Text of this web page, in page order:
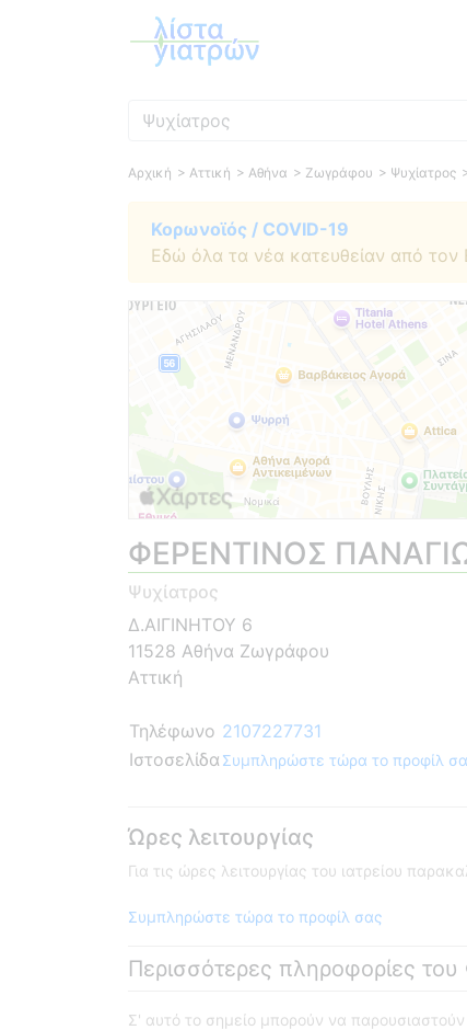
Ειδικότητα
Αρχική > Αττική > Αθήνα > Ζωγράφου > Ψυχίατρος
Κορωνοϊός / COVID-19
Εδώ όλα τα νέα κατευθείαν από τον
ΦΕΡΕΝΤΙΝΟΣ
Ψυχίατρος
Δ.ΑΙΓΙΝΗΤΟΥ 6
11528 Αθήνα Ζωγράφου
Αττική
Τηλέφωνο 2107227731
Ιστοσελίδα Συμπληρώστε τώρα το προφίλ
Ώρες λειτουργίας
Για τις ώρες λειτουργίας του ιατρείου
Συμπληρώστε τώρα το προφίλ σας
Περισσότερες πληροφορίες
Σ' αυτό το σημείο μπορούν να παρουσιαστούν